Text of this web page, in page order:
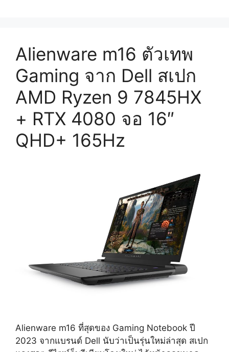
Alienware m16 ตัวเทพ
Gaming จาก Dell สเปก
AMD Ryzen 9 7845HX
+ RTX 4080 จอ 16″
QHD+ 165Hz
Alienware m16 ที่สุดของ Gaming Notebook ปี
2023 จากแบรนด์ Dell นับว่าเป็นรุ่นใหม่ล่าสุด สเปก